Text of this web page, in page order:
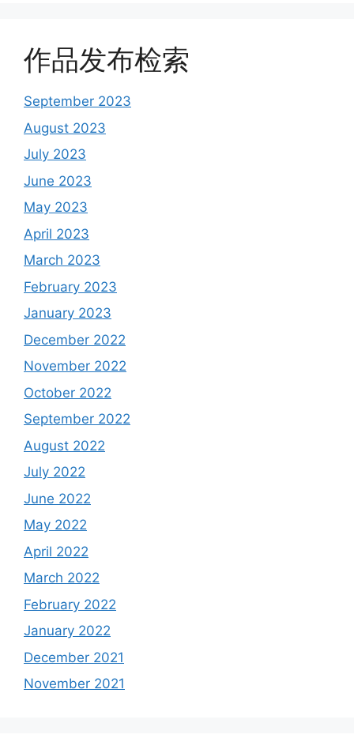
作品发布检索
September 2023
August 2023
July 2023
June 2023
May 2023
April 2023
March 2023
February 2023
January 2023
December 2022
November 2022
October 2022
September 2022
August 2022
July 2022
June 2022
May 2022
April 2022
March 2022
February 2022
January 2022
December 2021
November 2021